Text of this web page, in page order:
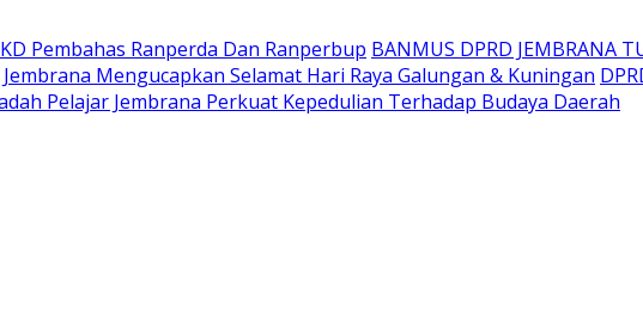
Pembahas Ranperda Dan Ranperbup BANMUS DPRD JEMBRANA
Mengucapkan Selamat Hari Raya Galungan & Kuningan
Pelajar Jembrana Perkuat Kepedulian Terhadap Budaya Daerah